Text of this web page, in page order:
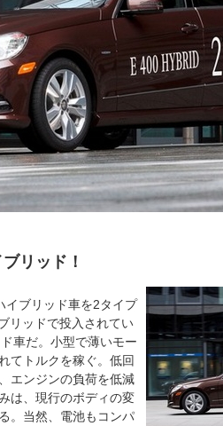
リッド！
ブリッド車を2タイプ
リッドで投入されてい
車だ。小型で薄いモー
てトルクを稼ぐ。低回
エンジンの負荷を低減
は、現行のボディの変
。当然、電池もコンパ